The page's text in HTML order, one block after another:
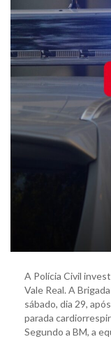
A Polícia Civil
Vale Real. A
sábado, dia 29,
parada
Segundo a BM, a